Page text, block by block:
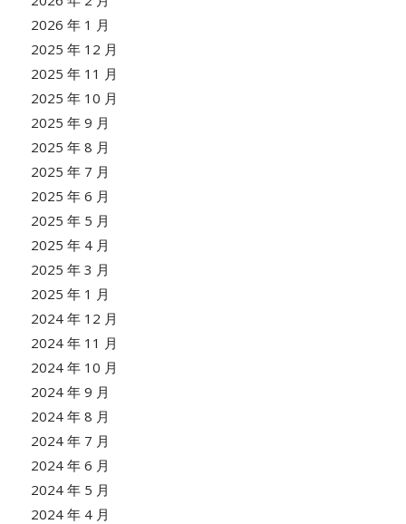
2026 年 1 月
2025 年 12 月
2025 年 11 月
2025 年 10 月
2025 年 9 月
2025 年 8 月
2025 年 7 月
2025 年 6 月
2025 年 5 月
2025 年 4 月
2025 年 3 月
2025 年 1 月
2024 年 12 月
2024 年 11 月
2024 年 10 月
2024 年 9 月
2024 年 8 月
2024 年 7 月
2024 年 6 月
2024 年 5 月
2024 年 4 月